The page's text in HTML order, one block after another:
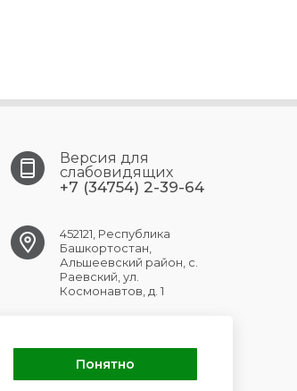
Версия для
слабовидящих
+7 (34754) 2-39-64
452121, Республика
Башкортостан,
Альшеевский район, с.
Раевский, ул.
Космонавтов, д. 1
Понятно